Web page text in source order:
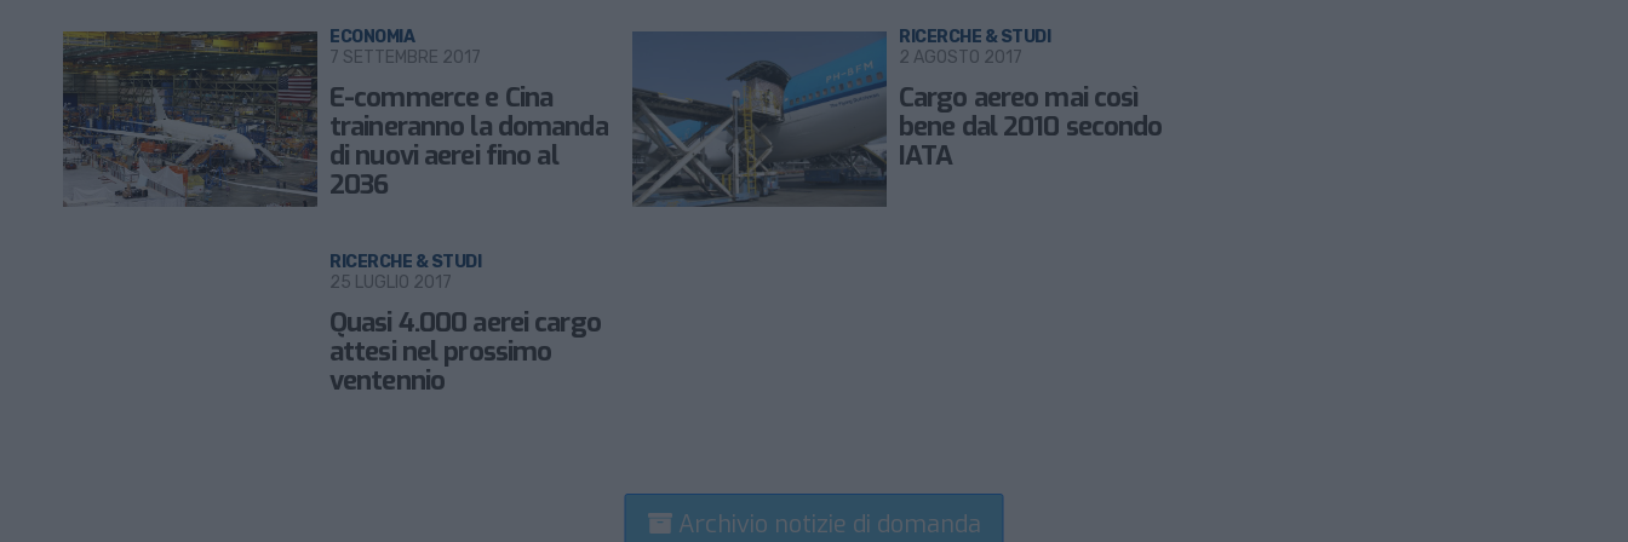
E-commerce e Cina
traineranno la domanda
di nuovi aerei fino al
2036
ECONOMIA
7 SETTEMBRE 2017
Cargo aereo mai così
bene dal 2010 secondo
IATA
RICERCHE & STUDI
2 AGOSTO 2017
Quasi 4.000 aerei cargo
attesi nel prossimo
ventennio
RICERCHE & STUDI
25 LUGLIO 2017
Archivio notizie di domanda